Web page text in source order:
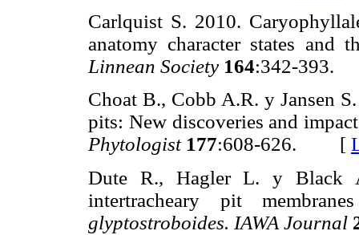
Carlquist S. 2010.
anatomy character states and
Linnean Society 164:342-
Choat B., Cobb A.R. y Jansen
pits: New discoveries and
Phytologist 177:608-626. [
Dute R., Hagler L. y Black
intertracheary pit
glyptostroboides. IAWA Journal